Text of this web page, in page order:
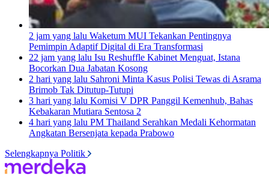
2 jam yang lalu Waketum MUI Tekankan Pentingnya
Pemimpin Adaptif Digital di Era Transformasi
22 jam yang lalu Isu Reshuffle Kabinet Menguat, Istana
Bocorkan Dua Jabatan Kosong
2 hari yang lalu Sahroni Minta Kasus Polisi Tewas di Asrama
Brimob Tak Ditutup-Tutupi
3 hari yang lalu Komisi V DPR Panggil Kemenhub, Bahas
Kebakaran Mutiara Sentosa 2
4 hari yang lalu PM Thailand Serahkan Medali Kehormatan
Angkatan Bersenjata kepada Prabowo
Selengkapnya Politik